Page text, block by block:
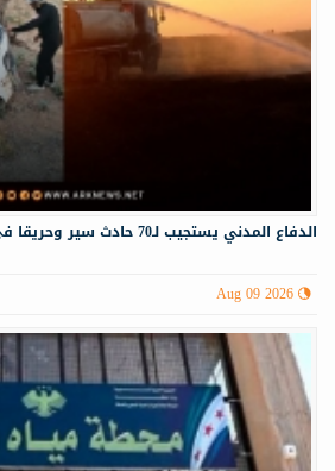
الدفاع المدني يستجيب لـ70 حادث سير وحريقا في عموم سوريا
Aug 09 2026